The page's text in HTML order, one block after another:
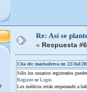
Re: Así se
« Respuesta
Cita de: marisolreva en 22/Jul/
Sólo los usuarios registrados
RegisterorLogin
Los médicos están empezando a